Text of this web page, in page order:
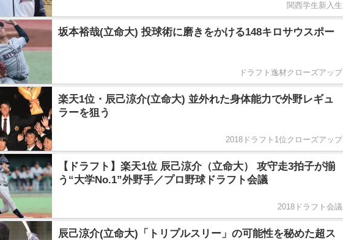
関西学生新入生
坂本裕哉(立命大) 投球術に磨きをかける148キロサウスポー
ドラフト逸材クローズアップ
楽天1位・辰己涼介(立命大) 並外れた身体能力で外野レギュ
ラーを狙う
2018ドラフト1位クローズアップ
【ドラフト】楽天1位 辰己涼介（立命大） 攻守走3拍子が揃
う“大学No.1”外野手／プロ野球ドラフト会議
2018ドラフト会議
辰己涼介(立命大)「トリプルスリー」の可能性を秘めた超ス